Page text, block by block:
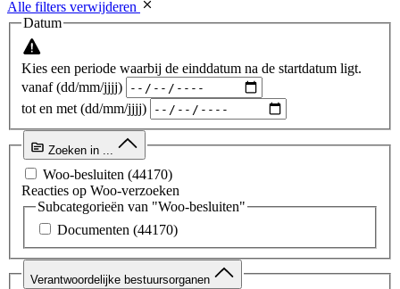
Alle filters verwijderen
Datum
Kies een periode waarbij de einddatum na de startdatum ligt.
vanaf (dd/mm/jjjj)
tot en met (dd/mm/jjjj)
Zoeken in ...
Woo-besluiten (44170)
Reacties op Woo-verzoeken
Subcategorieën van "Woo-besluiten"
Documenten (44170)
Verantwoordelijke bestuursorganen